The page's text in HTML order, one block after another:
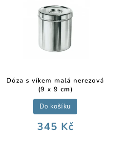
Dóza s víkem malá nerezová
(9 x 9 cm)
345 Kč
Do košíku